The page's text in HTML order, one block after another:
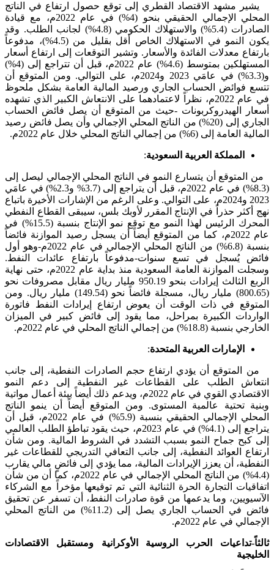
يشير مشهد الاقتصاد القطري إلى توقع حصول ارتفاع في الناتج
المحلي الإجمالي الحقيقي بنحو (4%) في عام 2022م، مع قيادة
الصادرات (5.4%) والاستهلاك الحكومي (4.8%) لجانب الطلب. وقد
يكون النمو في الاستهلاك الخاص أقل بقليل من (4.5%)، مدفوعاً
بارتفاع معدلات الفائدة والأسعار. وتشير التوقعات إلى ارتفاع أسعار
المستهلكين بمتوسط (4.6%) عام 2022م، قبل أن تتراجع إلى (4%)
و(3.3%) في عامَي 2023 و2024م، على التوالي. ومن المتوقع أن
تتسع فوائض الحساب الجاري ورصيد المالية العامة بشكل ملحوظ
في عام 2022م، نظراً لاعتمادهما على الانتعاش الكبير الذي تشهده
أسعار الهيدروكربونات -حيث من المتوقع أن يصل فائض الحساب
الجاري إلى (20%) من الناتج المحلي الإجمالي وأن يصل فائض رصيد
المالية العامة إلى (6%) من إجمالي الناتج المحلي خلال عام 2022م.
المملكة العربية السعودية:
من المتوقع أن يتسارع النمو في الناتج المحلي الإجمالي ليصل إلى
(8.3%) في عام 2022م، قبل أن يتراجع إلى (3.7% و2.3%) في عامَي
2023 و2024م، على التوالي. وعلى الرغم من الإشارات الأخيرة باتباع
نهج أكثر حذراً في الإنتاج المقرر لأوبك بلس، سيبقى القطاع النفطي
المحرك الرئيس لهذا النمو مع توقع نمو الإنتاج بنسبة (15.5%) في
عام 2022م، كما من المتوقع أيضاً أن يسجل رصيد الموازنة فائضاً
بنسبة (6.8%) من الناتج المحلي الإجمالي في عام 2022م-وهو أول
فائض يُسجل في تسع سنوات-مدفوعاً بارتفاع عائدات النفط.
وسجلت الموازنة العامة السعودية منذ بداية عام 2022م، حتى نهاية
الربع الثالث إيرادات بنحو 950.19 مليار ريال مقابل مصروفات نحو
(800.65) مليار ريال، مسجلة فائضاً نحو (149.54) مليار ريال. ومن
المتوقع في ذات الوقت أن يعوض ارتفاع إيرادات النفط فاتورة
الواردات الكبيرة بمراحل، مما يقود إلى فائض كبير في الميزان
الخارجي بنسبة (18.8%) من إجمالي الناتج المحلي في عام 2022م.
الإمارات العربية المتحدة:
من المتوقع أن يؤدي ارتفاع حجم الصادرات النفطية، إلى جانب
انتعاش الطلب على القطاعات غير النفطية إلى دعم النمو
الاقتصادي القوي في عام 2022م، ويدعم ذلك أيضاً بيئة أعمال مواتية
وبنية تحتية عالمية المستوى. ومن المتوقع أيضاً أن ينمو الناتج
المحلي الإجمالي الحقيقي بنسبة (5.9%) في عام 2022م، قبل أن
يتراجع إلى (4.1%) في عام 2023م، حيث يقود تباطؤ الطلب العالمي
إلى كبح جماح النمو بسبب التشدد في الشروط المالية. ومن شأن
ارتفاع العوائد النفطية، إلى جانب التعافي التدريجي للقطاعات غير
النفطية، أن يعزز الإيرادات المالية، مما يؤدي إلى فائضٍ مالي يقارب
(4.4%) من الناتج المحلي الإجمالي في عام 2022م، كما أن من شأن
اتفاقيات التجارة الحرة الثنائية التي تم توقيعها مؤخراً مع الشركاء
الآسيويين، وما يدعمها من قوة صادرات النفط، أن تسفر عن تحقيق
فائض في الحساب الجاري يصل إلى (11.2%) من الناتج المحلي
الإجمالي في عام 2022م.
ثالثاً-تداعيات الحرب الروسية الأوكرانية ومستقبل الاقتصادات
الخليجية